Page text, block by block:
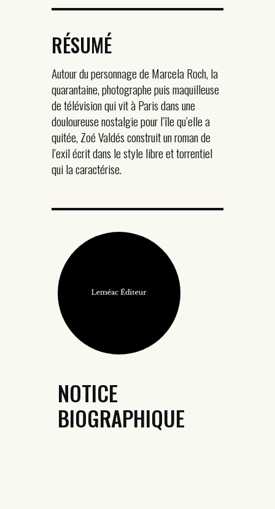
RÉSUMÉ
Autour du personnage de Marcela Roch, la
quarantaine, photographe puis maquilleuse
de télévision qui vit à Paris dans une
douloureuse nostalgie pour l’île qu’elle a
quitée, Zoé Valdés construit un roman de
l’exil écrit dans le style libre et torrentiel
qui la caractérise.
NOTICE
BIOGRAPHIQUE